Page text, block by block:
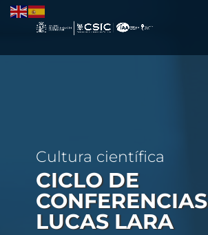
Cultura científica
CICLO DE
CONFERENCIAS
LUCAS LARA